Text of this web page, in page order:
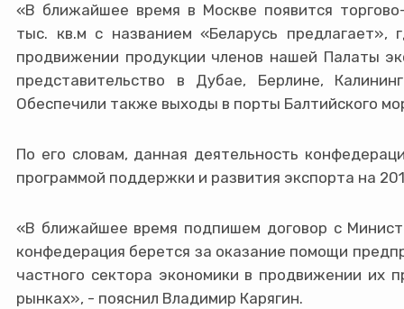
ПОДДЕРЖКА СУБЪЕКТОВ МСП
ПРЕМИИ
ПРИЕМ ГРАЖДАН
ЖУРНАЛ СГ
РЕЕСТР ТОВАРОВ СГ
КОНТАКТЫ
«В ближайшее время в Москве появится
тыс. кв.м с названием «Беларусь
продвижении продукции членов нашей Палаты
представительство в Дубае, Берлине,
Обеспечили также выходы в порты Балтийского
По его словам, данная деятельность
программой поддержки и развития экспорта на
«В ближайшее время подпишем договор с
конфедерация берется за оказание помощи
частного сектора экономики в продвижении их
рынках», - пояснил Владимир Карягин.